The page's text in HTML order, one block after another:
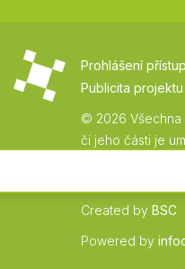
Prohlášení
Publicita projektu
© 2026 Všechna
či jeho části je
Created by BSC
Powered by